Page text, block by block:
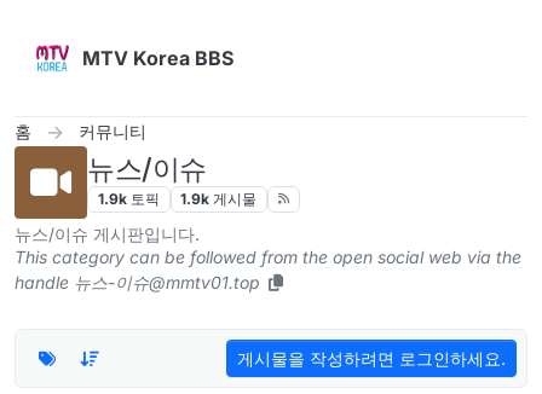
MTV Korea BBS
홈 커뮤니티
뉴스/이슈
1.9k 토픽 1.9k 게시물
뉴스/이슈 게시판입니다.
This category can be followed from the open social web via the
handle 뉴스-이슈@mmtv01.top
게시물을 작성하려면 로그인하세요.